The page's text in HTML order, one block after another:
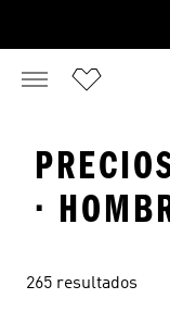
·
265 resultados